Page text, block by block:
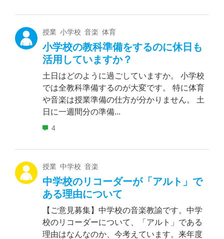
授業 小学校 音楽 体育
小学校の教科準備をするのに休日も
活用していますか？
土日はどのように過ごしていますか。 小学校
では全教科準備するのが大変です。 特に体育
や音楽は授業準備の仕方が分かりません。 土
日に一週間分の準備...
4
授業 中学校 音楽
中学校のリコーダーが「アルト」で
ある理由について
【ご意見募集】中学校の音楽教諭です。中学
校のリコーダーについて、「アルト」である
理由はなんなのか、今考えています。来年度